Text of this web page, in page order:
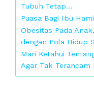
Tubuh Tetap…
Puasa Bagi Ibu
Obesitas Pada
dengan Pola Hidup
Mari Ketahui
Agar Tak Terancam